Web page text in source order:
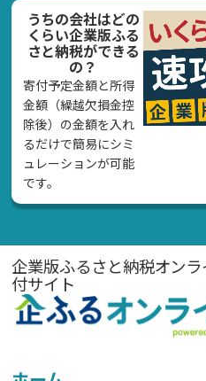
うちの会社はどの
くらい企業版ふる
さと納税ができる
の？
寄付予定金額と所得
金額（繰越欠損金控
除後）の金額を入れ
るだけで簡易にシミ
ュレーションが可能
です。
企業版ふるさと納税オン
付サイト